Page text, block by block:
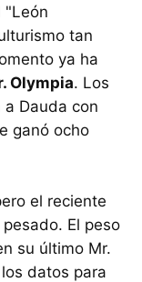
"León
tan
ya ha
Olympia. Los
Dauda con
ganó ocho
el reciente
El peso
su último Mr.
datos para